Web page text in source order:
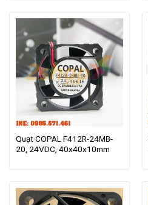
Quạt COPAL F412R-24MB-
20, 24VDC, 40x40x10mm